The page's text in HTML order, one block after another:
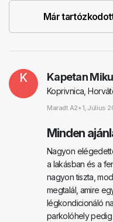
Már
K Kapetan
Koprivnica,
Maradt A2+1, Július
Minden
Nagyon
a lakásban és a
nagyon tiszta,
megtalál, amire
légkondicionáló
parkolóhely pedig